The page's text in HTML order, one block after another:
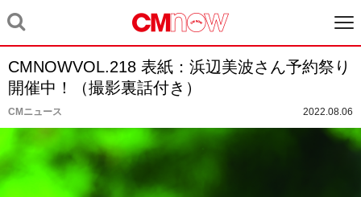
CMNOWVOL.218 表紙：浜辺美波さん予約祭り
開催中！（撮影裏話付き）
CMニュース 2022.08.06